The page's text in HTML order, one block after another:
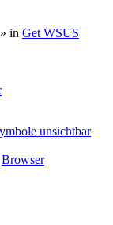
» in Get WSUS
unsichtbar
Browser